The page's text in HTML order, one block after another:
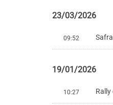
23/03/2026
09:52
19/01/2026
10:27